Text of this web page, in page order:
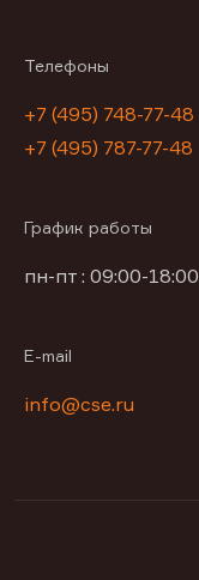
Телефоны
+7 (495) 748-77-48
+7 (495) 787-77-48
График работы
пн-пт : 09:00-18:00
E-mail
info@cse.ru